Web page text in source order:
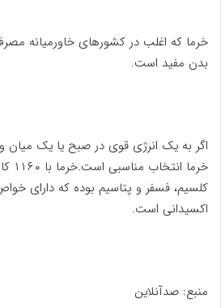
خرما که اغلب در کشورهای خاورمیانه
بدن مفید است.
اگر به یک انرژی قوی در صبح یا یک میان
کلسیم، فسفر و پتاسیم بوده که دارای
اکسیدانی است.
منبع: صدآنلاین